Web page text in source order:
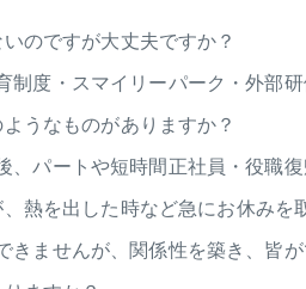
のですが大丈夫ですか？
制度・スマイリーパーク・外部
うなものがありますか？
、パートや短時間正社員・役職
熱を出した時など急にお休みを
きませんが、関係性を築き、皆